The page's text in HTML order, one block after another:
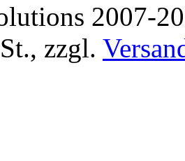
2007-
zzgl.